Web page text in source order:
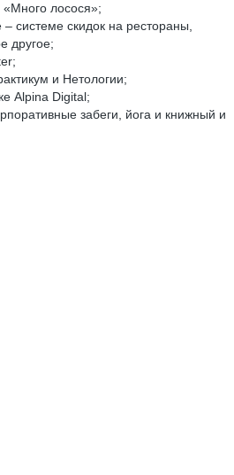
лосося»;
системе скидок на рестораны,
другое;
и Нетологии;
Alpina Digital;
забеги, йога и книжный и